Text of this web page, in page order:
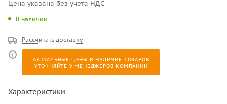
Цена указана без учета НДС
В наличии
Рассчитать доставку
АКТУАЛЬНЫЕ ЦЕНЫ И НАЛИЧИЕ ТОВАРОВ
УТОЧНЯЙТЕ У МЕНЕДЖЕРОВ КОМПАНИИ
Характеристики